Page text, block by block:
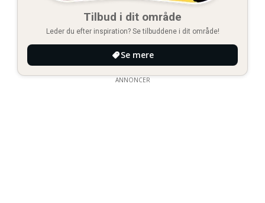
Tilbud i dit område
Leder du efter inspiration? Se tilbuddene i dit område!
Se mere
ANNONCER